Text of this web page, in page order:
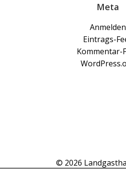
Meta
Anmelden
Eintrags-
Kommentar-
© 2026